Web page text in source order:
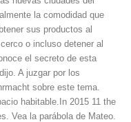
la comodidad que
sus productos al
o incluso detener al
el secreto de esta
A juzgar por los
sobre este tema.
habitable.In 2015 11 the
Vea la parábola de Mateo.